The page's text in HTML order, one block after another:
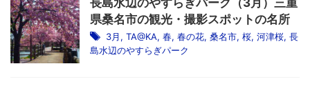
長島水辺のやすらぎパーク（3月）三重
県桑名市の観光・撮影スポットの名所
3月, TA@KA, 春, 春の花, 桑名市, 桜, 河津桜, 長
島水辺のやすらぎパーク